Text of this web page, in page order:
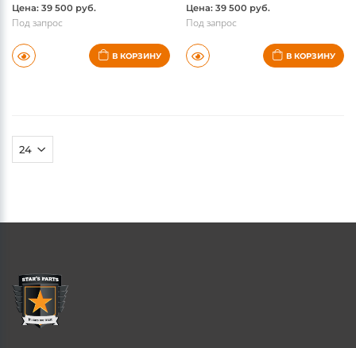
Цена: 39 500 руб.
Под запрос
В КОРЗИНУ
Цена: 39 500 руб.
Под запрос
В КОРЗИНУ